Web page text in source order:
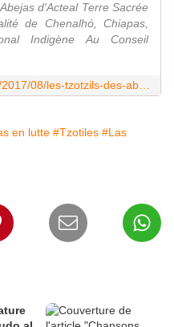
d'Acteal Terre Sacrée
de Chenalhó, Chiapas,
Indigène Au Conseil
en lutte #Tzotiles #Las